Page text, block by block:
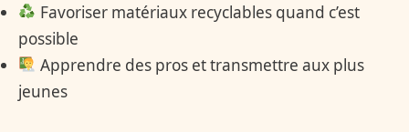
Favoriser matériaux recyclables quand c’est
possible
Apprendre des pros et transmettre aux plus
jeunes